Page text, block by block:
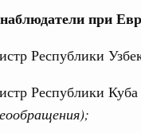
при
Республики
Республики
);
молодёжи
себя
для жизни»
на юге России